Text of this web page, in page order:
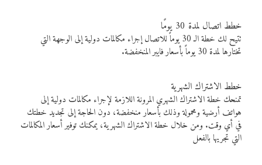
خطط اتصال لمدة 30 يومًا
تتيح لك خطة الـ 30 يوماً للاتصال إجراء مكالمات دولية إلى الوجهة التي
تختارها لمدة 30 يوماً بأسعار فايبر المنخفضة.
خطط الاشتراك الشهرية
تمنحك خطة الاشتراك الشهري المرونة اللازمة لإجراء مكالمات دولية إلى
هواتف أرضية ومحمولة وذلك بأسعار منخفضة، دون الحاجة إلى تجديد خطتك
في أي وقت. ومن خلال خطة الاشتراك الشهرية، يمكنك توفير أسعار المكالمات
التي تجريها بالفعل